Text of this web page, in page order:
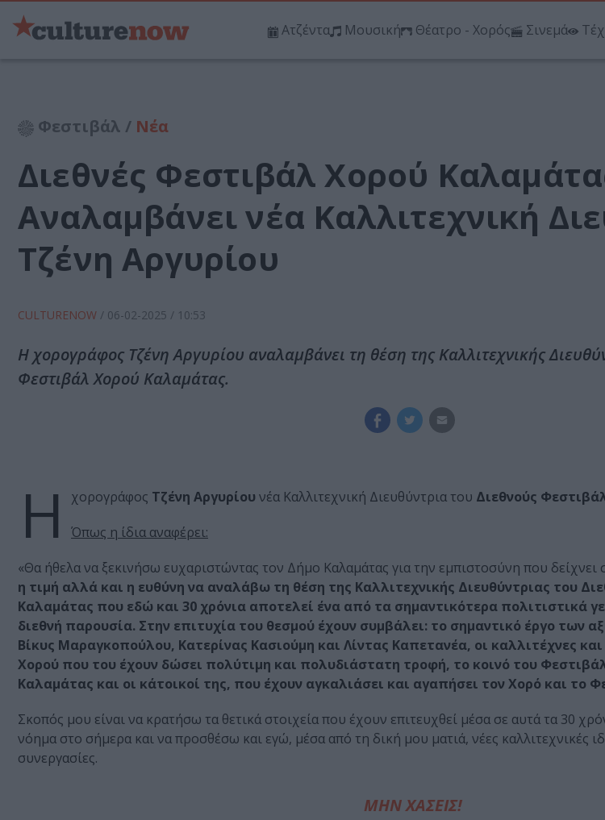
Ατζέντα Μουσική Θέατρο - Χορός Σινεμά
Φεστιβάλ / Νέα
Διεθνές Φεστιβάλ Χορού
Αναλαμβάνει νέα Καλλιτεχνική
Τζένη Αργυρίου
CULTURENOW / 06-02-2025 / 10:53
H χορογράφος Τζένη Αργυρίου αναλαμβάνει τη θέση της Καλλιτεχνικής
Φεστιβάλ Χορού Καλαμάτας.
Η χορογράφος Τζένη Αργυρίου νέα Καλλιτεχνική Διευθύντρια του Διεθνούς
Όπως η ίδια αναφέρει:
«Θα ήθελα να ξεκινήσω ευχαριστώντας τον Δήμο Καλαμάτας για την εμπιστοσύνη που
η τιμή αλλά και η ευθύνη να αναλάβω τη θέση της Καλλιτεχνικής Διευθύντριας του
Καλαμάτας που εδώ και 30 χρόνια αποτελεί ένα από τα σημαντικότερα πολιτιστικά
διεθνή παρουσία. Στην επιτυχία του θεσμού έχουν συμβάλει: το σημαντικό έργο των
Βίκυς Μαραγκοπούλου, Κατερίνας Κασιούμη και Λίντας Καπετανέα, οι καλλιτέχνες
Χορού που του έχουν δώσει πολύτιμη και πολυδιάστατη τροφή, το κοινό του
Καλαμάτας και οι κάτοικοί της, που έχουν αγκαλιάσει και αγαπήσει τον Χορό και το
Σκοπός μου είναι να κρατήσω τα θετικά στοιχεία που έχουν επιτευχθεί μέσα σε αυτά τα 30
νόημα στο σήμερα και να προσθέσω και εγώ, μέσα από τη δική μου ματιά, νέες καλλιτεχνικές
συνεργασίες.
ΜΗΝ ΧΑΣΕΙΣ!